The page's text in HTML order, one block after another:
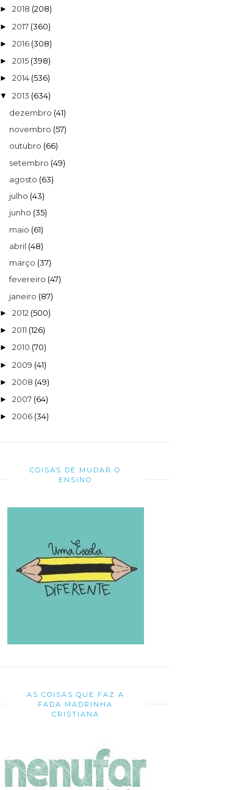
► 2018 (208)
► 2017 (360)
► 2016 (308)
► 2015 (398)
► 2014 (536)
▼ 2013 (634)
dezembro (41)
novembro (57)
outubro (66)
setembro (49)
agosto (63)
julho (43)
junho (35)
maio (61)
abril (48)
março (37)
fevereiro (47)
janeiro (87)
► 2012 (500)
► 2011 (126)
► 2010 (70)
► 2009 (41)
► 2008 (49)
► 2007 (64)
► 2006 (34)
COISAS DE MUDAR O
ENSINO
AS COISAS QUE FAZ A
FADA MADRINHA
CRISTIANA